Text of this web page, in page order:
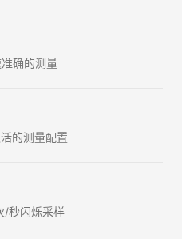
确的测量
的测量配置
/秒闪烁采样